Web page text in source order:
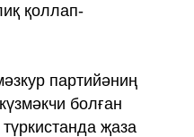
қоллап-
партийәниң
җаза